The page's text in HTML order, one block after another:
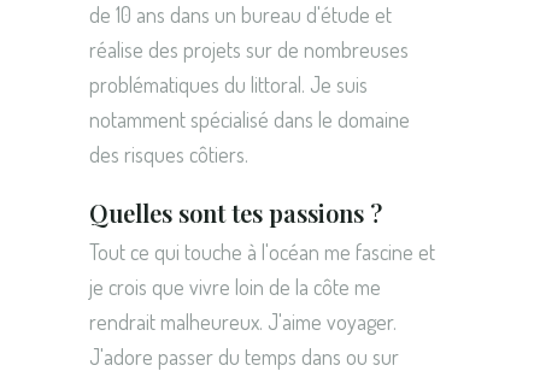
de 10 ans dans un bureau d'étude et
réalise des projets sur de nombreuses
problématiques du littoral. Je suis
notamment spécialisé dans le domaine
des risques côtiers.
Quelles sont tes passions ?
Tout ce qui touche à l'océan me fascine et
je crois que vivre loin de la côte me
rendrait malheureux. J'aime voyager.
J'adore passer du temps dans ou sur